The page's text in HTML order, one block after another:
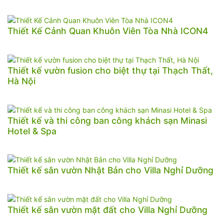
Thiết Kế Cảnh Quan Khuôn Viên Tòa Nhà ICON4
Thiết kế vườn fusion cho biệt thự tại Thạch Thất,
Hà Nội
Thiết kế và thi công ban công khách sạn Minasi
Hotel & Spa
Thiết kế sân vườn Nhật Bản cho Villa Nghỉ Dưỡng
Thiết kế sân vườn mặt đất cho Villa Nghỉ Dưỡng